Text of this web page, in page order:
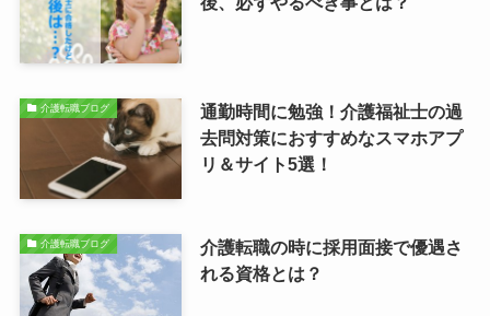
介護転職ブログ
通勤時間に勉強！介護福祉士の過
去問対策におすすめなスマホアプ
リ＆サイト5選！
介護転職ブログ
介護転職の時に採用面接で優遇さ
れる資格とは？